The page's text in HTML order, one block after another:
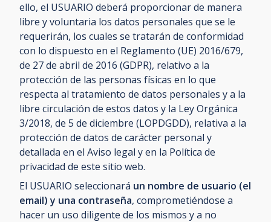
ello, el USUARIO deberá proporcionar de manera
libre y voluntaria los datos personales que se le
requerirán, los cuales se tratarán de conformidad
con lo dispuesto en el Reglamento (UE) 2016/679,
de 27 de abril de 2016 (GDPR), relativo a la
protección de las personas físicas en lo que
respecta al tratamiento de datos personales y a la
libre circulación de estos datos y la Ley Orgánica
3/2018, de 5 de diciembre (LOPDGDD), relativa a la
protección de datos de carácter personal y
detallada en el Aviso legal y en la Política de
privacidad de este sitio web.
El USUARIO seleccionará un nombre de usuario (el
email) y una contraseña, comprometiéndose a
hacer un uso diligente de los mismos y a no